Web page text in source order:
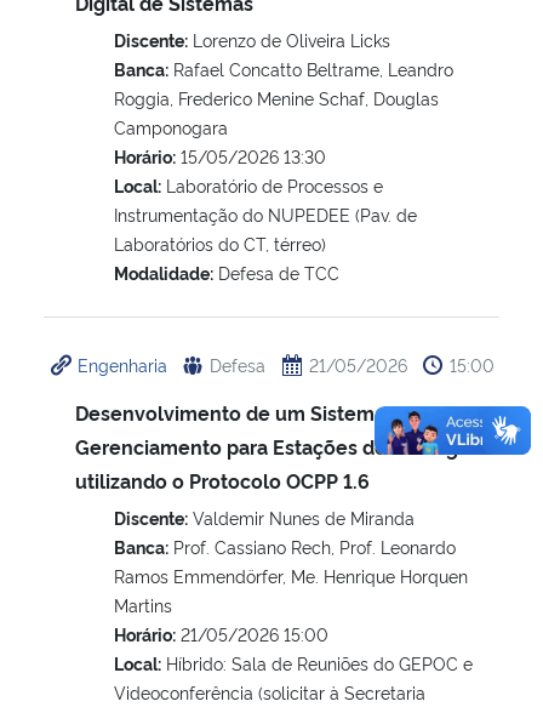
Discente: Lorenzo de Oliveira Licks
Banca: Rafael Concatto Beltrame, Leandro
Roggia, Frederico Menine Schaf, Douglas
Camponogara
Horário: 15/05/2026 13:30
Local: Laboratório de Processos e
Instrumentação do NUPEDEE (Pav. de
Laboratórios do CT, térreo)
Modalidade: Defesa de TCC
Engenharia Defesa 21/05/2026 15:00
Desenvolvimento de um Sistema de
Gerenciamento para Estações de Recarga
utilizando o Protocolo OCPP 1.6
Discente: Valdemir Nunes de Miranda
Banca: Prof. Cassiano Rech, Prof. Leonardo
Ramos Emmendörfer, Me. Henrique Horquen
Martins
Horário: 21/05/2026 15:00
Local: Híbrido: Sala de Reuniões do GEPOC e
Videoconferência (solicitar à Secretaria